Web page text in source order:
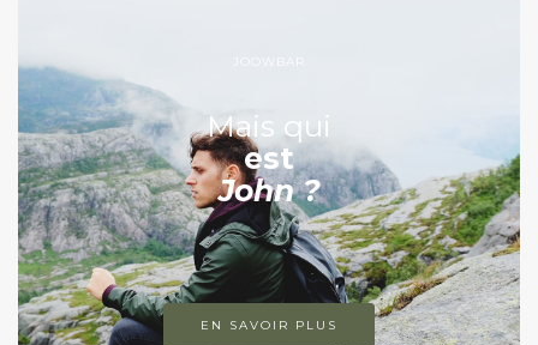
JOOWBAR
Mais qui
est
John ?
EN SAVOIR PLUS